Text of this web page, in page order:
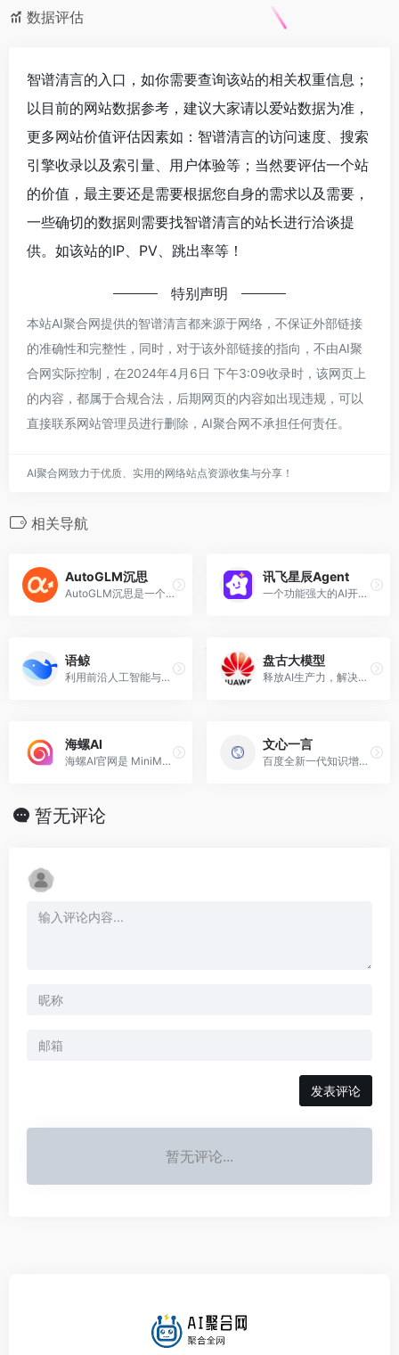
数据评估
智谱清言的入口，如你需要查询该站的相关权重信息；
以目前的网站数据参考，建议大家请以爱站数据为准，
更多网站价值评估因素如：智谱清言的访问速度、搜索
引擎收录以及索引量、用户体验等；当然要评估一个站
的价值，最主要还是需要根据您自身的需求以及需要，
一些确切的数据则需要找智谱清言的站长进行洽谈提
供。如该站的IP、PV、跳出率等！
特别声明
本站AI聚合网提供的智谱清言都来源于网络，不保证外部链接
的准确性和完整性，同时，对于该外部链接的指向，不由AI聚
合网实际控制，在2024年4月6日 下午3:09收录时，该网页上
的内容，都属于合规合法，后期网页的内容如出现违规，可以
直接联系网站管理员进行删除，AI聚合网不承担任何责任。
AI聚合网致力于优质、实用的网络站点资源收集与分享！
相关导航
AutoGLM沉思
AutoGLM沉思是一个能探究开放式问题，并根据结果执行操作的自主智能体
讯飞星辰Agent
一个功能强大的AI开发平台，为开发者和用户提供独特的智能应用开发体验
语鲸
利用前沿人工智能与自然语言处理技术
盘古大模型
释放AI生产力，解决行业难题
海螺AI
海螺AI官网是 MiniMax 基于通用大模型为用户打造的AI伙伴
文心一言
百度全新一代知识增强大语言模型，文心大模型家族的新成员，能够与人对话互动，回答问题，协助创作，高效便捷地帮助人们获取信息、知识和灵感。
暂无评论
发表评论
暂无评论...